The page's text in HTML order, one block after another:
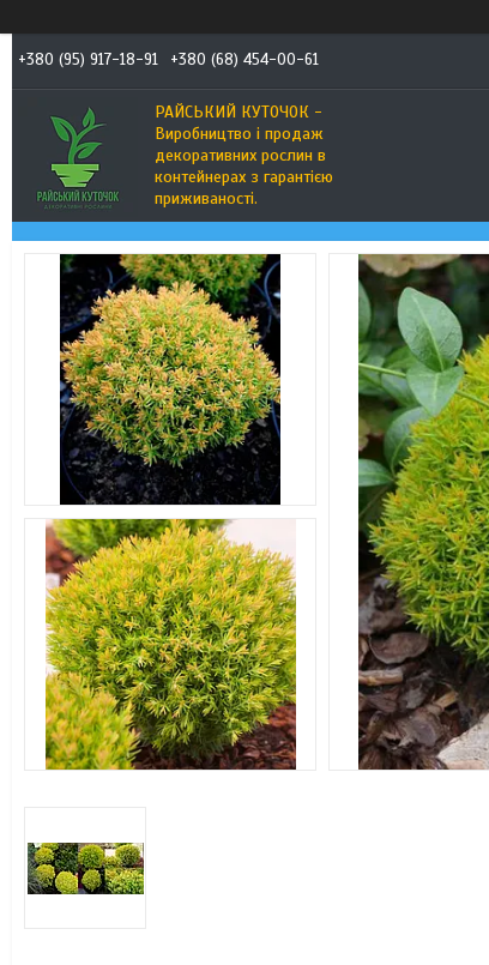
+380 (95) 917-18-91 +380 (68) 454-00-61
РАЙСЬКИЙ КУТОЧОК -
Виробництво і продаж
декоративних рослин в
контейнерах з гарантією
приживаності.